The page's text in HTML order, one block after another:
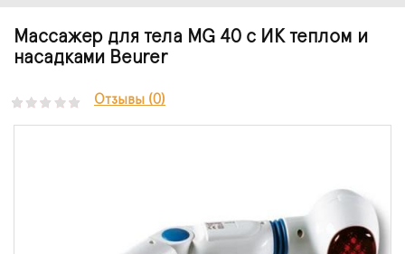
Массажер для тела MG 40 с ИК теплом и
насадками Beurer
Отзывы (0)